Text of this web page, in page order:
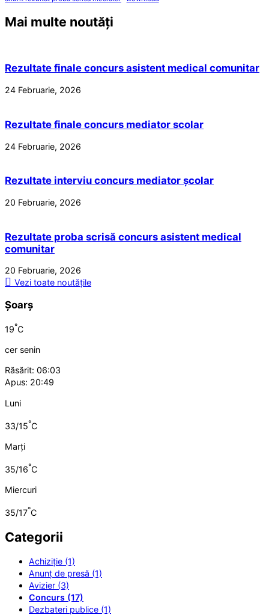
Mai multe noutăți
Rezultate finale concurs asistent medical comunitar
24 Februarie, 2026
Rezultate finale concurs mediator scolar
24 Februarie, 2026
Rezultate interviu concurs mediator școlar
20 Februarie, 2026
Rezultate proba scrisă concurs asistent medical
comunitar
20 Februarie, 2026
Vezi toate noutățile
Șoarș
19°C
cer senin
Răsărit: 06:03
Apus: 20:49
Luni
33/15°C
Marți
35/16°C
Miercuri
35/17°C
Categorii
Achiziție (1)
Anunț de presă (1)
Avizier (3)
Concurs (17)
Dezbateri publice (1)